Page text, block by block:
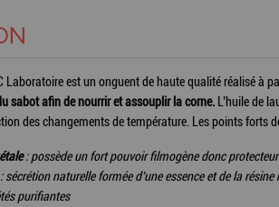
Laboratoire est un onguent de haute qualité réalisé à
sabot afin de nourrir et assouplir la corne. L’huile de
des changements de température. Les points forts
: possède un fort pouvoir filmogène donc
sécrétion naturelle formée d’une essence et de la
purifiantes